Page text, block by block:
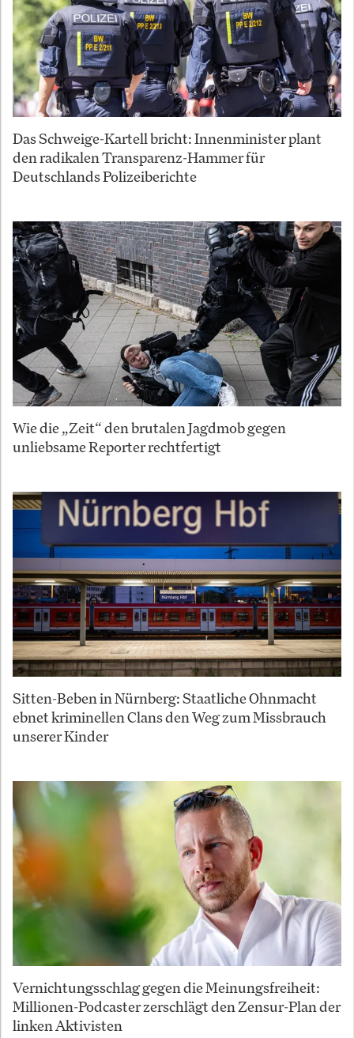
Das Schweige-Kartell bricht: Innenminister plant
den radikalen Transparenz-Hammer für
Deutschlands Polizeiberichte
Wie die „Zeit“ den brutalen Jagdmob gegen
unliebsame Reporter rechtfertigt
Sitten-Beben in Nürnberg: Staatliche Ohnmacht
ebnet kriminellen Clans den Weg zum Missbrauch
unserer Kinder
Vernichtungsschlag gegen die Meinungsfreiheit:
Millionen-Podcaster zerschlägt den Zensur-Plan der
linken Aktivisten